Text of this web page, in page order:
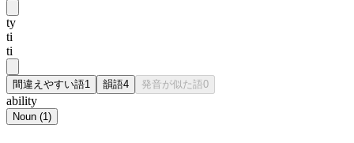
ty
ti
ti
間違えやすい語1 韻語4 発音が似た語0
ability
Noun (1)